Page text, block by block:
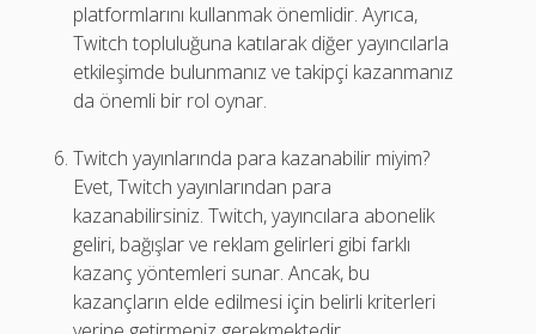
platformlarını kullanmak önemlidir. Ayrıca,
Twitch topluluğuna katılarak diğer yayıncılarla
etkileşimde bulunmanız ve takipçi kazanmanız
da önemli bir rol oynar.
Twitch yayınlarında para kazanabilir miyim?
Evet, Twitch yayınlarından para
kazanabilirsiniz. Twitch, yayıncılara abonelik
geliri, bağışlar ve reklam gelirleri gibi farklı
kazanç yöntemleri sunar. Ancak, bu
kazançların elde edilmesi için belirli kriterleri